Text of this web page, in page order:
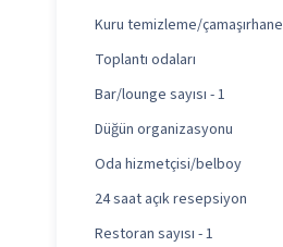
Kuru temizleme/çamaşırhane
Toplantı odaları
Bar/lounge sayısı - 1
Düğün organizasyonu
Oda hizmetçisi/belboy
24 saat açık resepsiyon
Restoran sayısı - 1